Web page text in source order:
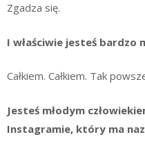
Zgadza się.
I właściwie jesteś bardzo
Całkiem. Całkiem. Tak
Jesteś młodym
Instagramie, który ma